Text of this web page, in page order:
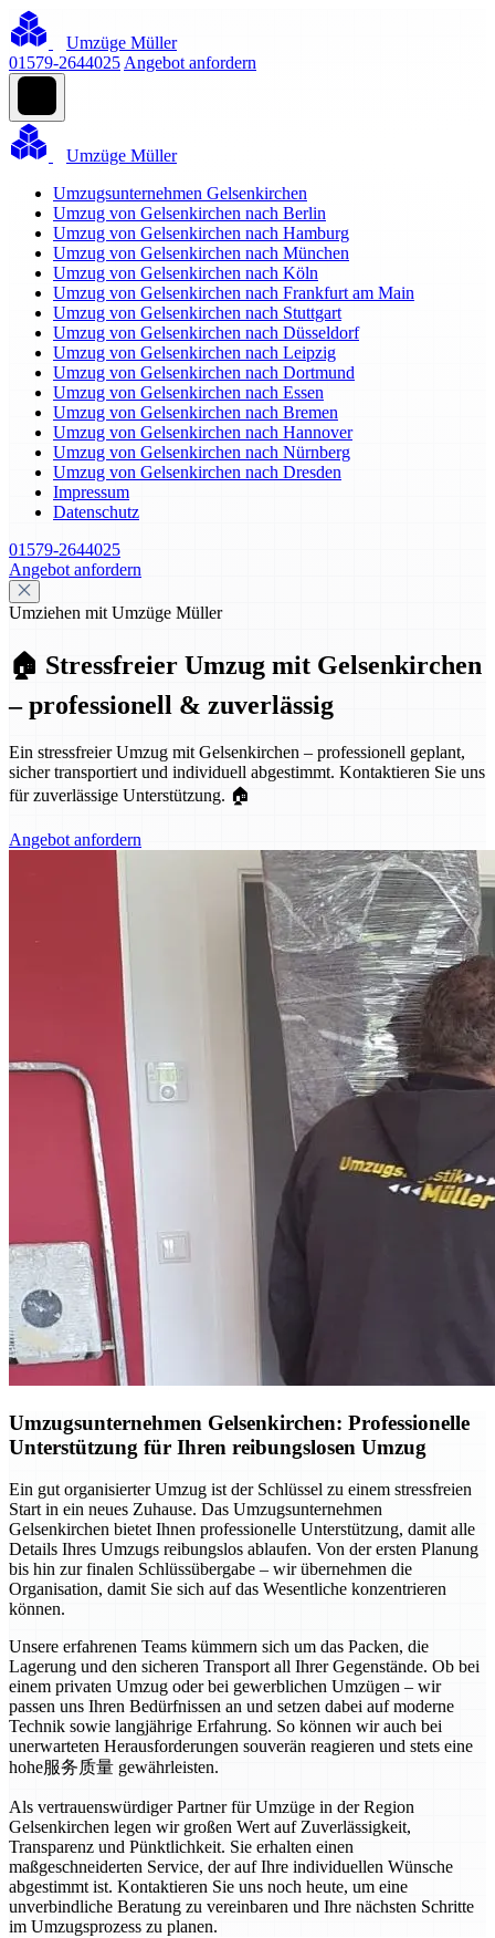
Umzüge Müller
01579-2644025 Angebot anfordern
Umzüge Müller
Umzugsunternehmen Gelsenkirchen
Umzug von Gelsenkirchen nach Berlin
Umzug von Gelsenkirchen nach Hamburg
Umzug von Gelsenkirchen nach München
Umzug von Gelsenkirchen nach Köln
Umzug von Gelsenkirchen nach Frankfurt am Main
Umzug von Gelsenkirchen nach Stuttgart
Umzug von Gelsenkirchen nach Düsseldorf
Umzug von Gelsenkirchen nach Leipzig
Umzug von Gelsenkirchen nach Dortmund
Umzug von Gelsenkirchen nach Essen
Umzug von Gelsenkirchen nach Bremen
Umzug von Gelsenkirchen nach Hannover
Umzug von Gelsenkirchen nach Nürnberg
Umzug von Gelsenkirchen nach Dresden
Impressum
Datenschutz
01579-2644025
Angebot anfordern
Umziehen mit Umzüge Müller
🏠 Stressfreier Umzug mit Gelsenkirchen
– professionell & zuverlässig
Ein stressfreier Umzug mit Gelsenkirchen – professionell geplant,
sicher transportiert und individuell abgestimmt. Kontaktieren Sie uns
für zuverlässige Unterstützung. 🏠
Angebot anfordern
Umzugsunternehmen Gelsenkirchen: Professionelle
Unterstützung für Ihren reibungslosen Umzug
Ein gut organisierter Umzug ist der Schlüssel zu einem stressfreien
Start in ein neues Zuhause. Das Umzugsunternehmen
Gelsenkirchen bietet Ihnen professionelle Unterstützung, damit alle
Details Ihres Umzugs reibungslos ablaufen. Von der ersten Planung
bis hin zur finalen Schlüssübergabe – wir übernehmen die
Organisation, damit Sie sich auf das Wesentliche konzentrieren
können.
Unsere erfahrenen Teams kümmern sich um das Packen, die
Lagerung und den sicheren Transport all Ihrer Gegenstände. Ob bei
einem privaten Umzug oder bei gewerblichen Umzügen – wir
passen uns Ihren Bedürfnissen an und setzen dabei auf moderne
Technik sowie langjährige Erfahrung. So können wir auch bei
unerwarteten Herausforderungen souverän reagieren und stets eine
hohe服务质量 gewährleisten.
Als vertrauenswürdiger Partner für Umzüge in der Region
Gelsenkirchen legen wir großen Wert auf Zuverlässigkeit,
Transparenz und Pünktlichkeit. Sie erhalten einen
maßgeschneiderten Service, der auf Ihre individuellen Wünsche
abgestimmt ist. Kontaktieren Sie uns noch heute, um eine
unverbindliche Beratung zu vereinbaren und Ihre nächsten Schritte
im Umzugsprozess zu planen.